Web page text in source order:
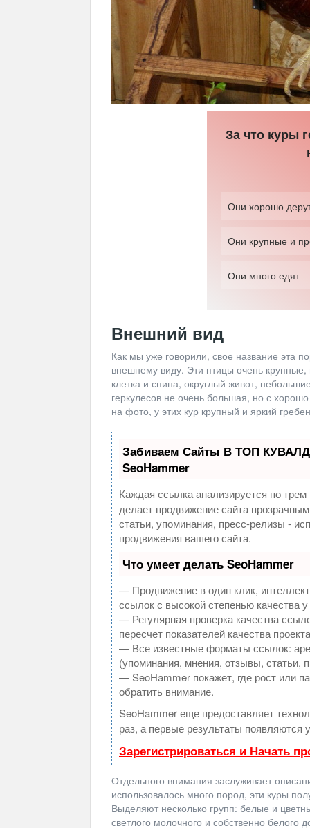
За что куры
Они хорошо
Они крупные и
Они много едят
Внешний вид
Как мы уже говорили, свое название эта
внешнему виду. Эти птицы очень
клетка и спина, округлый живот,
геркулесов не очень большая, но с
на фото, у этих кур крупный и яркий
Забиваем Сайты В ТОП
SeoHammer
Каждая ссылка анализируется по
делает продвижение сайта
статьи, упоминания, пресс-релизы -
продвижения вашего сайта.
Что умеет делать SeoHammer
— Продвижение в один клик,
ссылок с высокой степенью качества
— Регулярная проверка качества
пересчет показателей качества
— Все известные форматы ссылок:
(упоминания, мнения, отзывы, статьи,
— SeoHammer покажет, где рост или
обратить внимание.
SeoHammer еще предоставляет
раз, а первые результаты появляются
Зарегистрироваться и Начать
Отдельного внимания заслуживает
использовалось много пород, эти куры
Выделяют несколько групп: белые и
светлого молочного и собственно белого